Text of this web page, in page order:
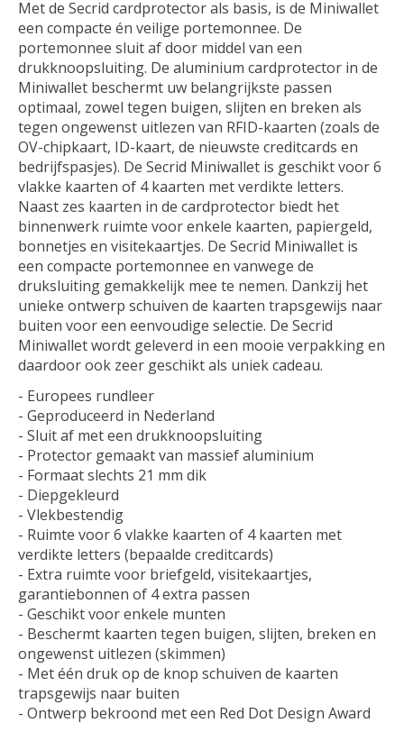
Met de Secrid cardprotector als basis, is de Miniwallet
een compacte én veilige portemonnee. De
portemonnee sluit af door middel van een
drukknoopsluiting. De aluminium cardprotector in de
Miniwallet beschermt uw belangrijkste passen
optimaal, zowel tegen buigen, slijten en breken als
tegen ongewenst uitlezen van RFID-kaarten (zoals de
OV-chipkaart, ID-kaart, de nieuwste creditcards en
bedrijfspasjes). De Secrid Miniwallet is geschikt voor 6
vlakke kaarten of 4 kaarten met verdikte letters.
Naast zes kaarten in de cardprotector biedt het
binnenwerk ruimte voor enkele kaarten, papiergeld,
bonnetjes en visitekaartjes. De Secrid Miniwallet is
een compacte portemonnee en vanwege de
druksluiting gemakkelijk mee te nemen. Dankzij het
unieke ontwerp schuiven de kaarten trapsgewijs naar
buiten voor een eenvoudige selectie. De Secrid
Miniwallet wordt geleverd in een mooie verpakking en
daardoor ook zeer geschikt als uniek cadeau.
- Europees rundleer
- Geproduceerd in Nederland
- Sluit af met een drukknoopsluiting
- Protector gemaakt van massief aluminium
- Formaat slechts 21 mm dik
- Diepgekleurd
- Vlekbestendig
- Ruimte voor 6 vlakke kaarten of 4 kaarten met
verdikte letters (bepaalde creditcards)
- Extra ruimte voor briefgeld, visitekaartjes,
garantiebonnen of 4 extra passen
- Geschikt voor enkele munten
- Beschermt kaarten tegen buigen, slijten, breken en
ongewenst uitlezen (skimmen)
- Met één druk op de knop schuiven de kaarten
trapsgewijs naar buiten
- Ontwerp bekroond met een Red Dot Design Award